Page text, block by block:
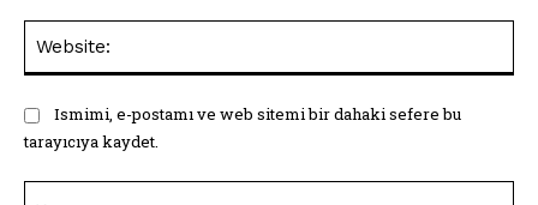
Ismimi, e-postamı ve web sitemi bir dahaki sefere bu
tarayıcıya kaydet.